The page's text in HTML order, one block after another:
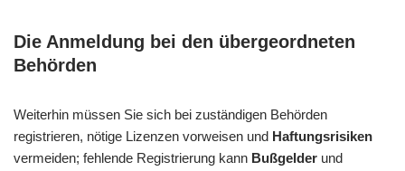
Die Anmeldung bei den übergeordneten
Behörden
Weiterhin müssen Sie sich bei zuständigen Behörden
registrieren, nötige Lizenzen vorweisen und Haftungsrisiken
vermeiden; fehlende Registrierung kann Bußgelder und